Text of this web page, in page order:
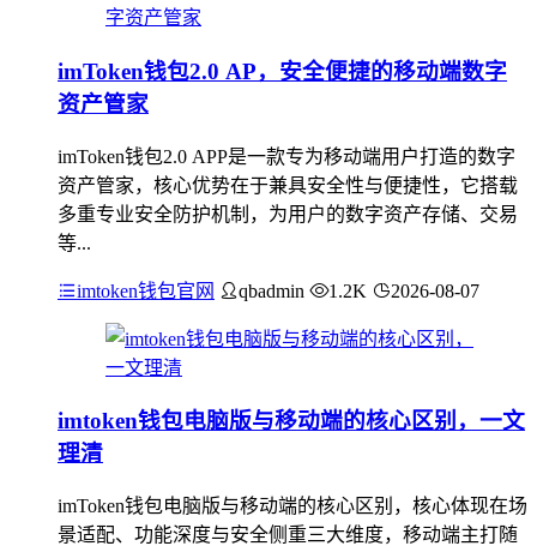
imToken钱包2.0 AP，安全便捷的移动端数字
资产管家
imToken钱包2.0 APP是一款专为移动端用户打造的数字
资产管家，核心优势在于兼具安全性与便捷性，它搭载
多重专业安全防护机制，为用户的数字资产存储、交易
等...
imtoken钱包官网 qbadmin 1.2K 2026-08-07
imtoken钱包电脑版与移动端的核心区别，一文
理清
imToken钱包电脑版与移动端的核心区别，核心体现在场
景适配、功能深度与安全侧重三大维度，移动端主打随